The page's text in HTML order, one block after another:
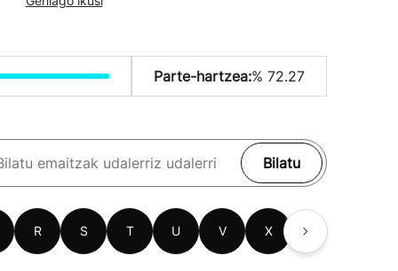
Parte-hartzea:% 72.27
Bilatu
R S T U V X